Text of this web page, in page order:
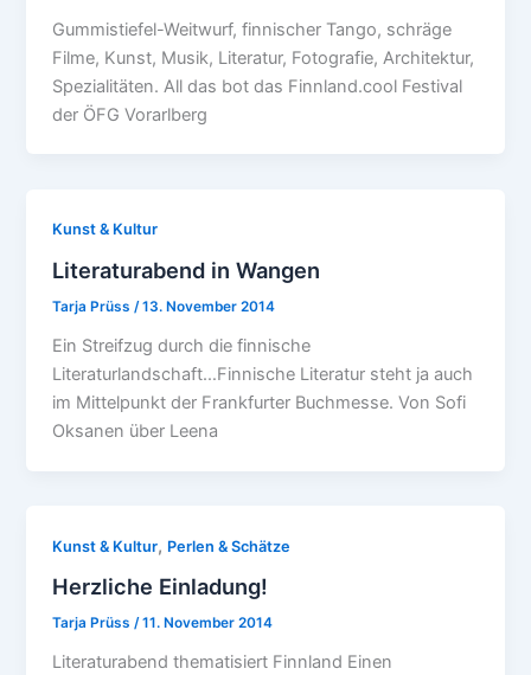
Gummistiefel-Weitwurf, finnischer Tango, schräge
Filme, Kunst, Musik, Literatur, Fotografie, Architektur,
Spezialitäten. All das bot das Finnland.cool Festival
der ÖFG Vorarlberg
Kunst & Kultur
Literaturabend in Wangen
Tarja Prüss/13. November 2014
Ein Streifzug durch die finnische
Literaturlandschaft…Finnische Literatur steht ja auch
im Mittelpunkt der Frankfurter Buchmesse. Von Sofi
Oksanen über Leena
Kunst & Kultur, Perlen & Schätze
Herzliche Einladung!
Tarja Prüss/11. November 2014
Literaturabend thematisiert Finnland Einen